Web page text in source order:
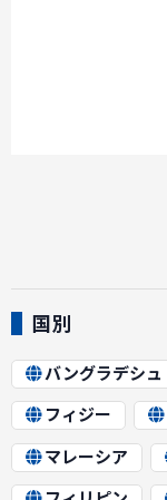
国別
バングラデシュ
フィジー
マレーシア